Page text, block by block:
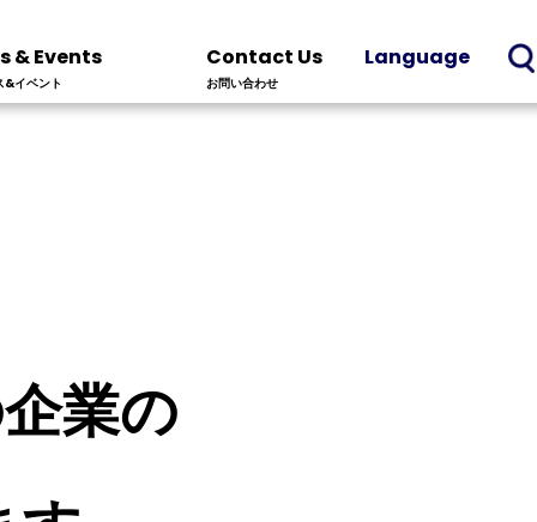
& Events
&イベント
Contact Us
お問い合わせ
Language
業の